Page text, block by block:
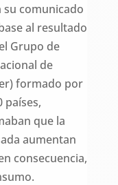
su comunicado
al resultado
Grupo de
de
formado por
países,
que la
aumentan
consecuencia,